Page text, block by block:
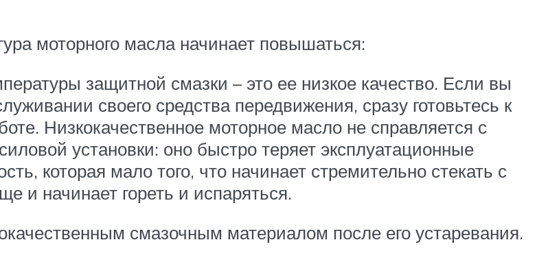
моторного масла начинает повышаться:
защитной смазки – это ее низкое качество. Если вы
своего средства передвижения, сразу готовьтесь к
Низкокачественное моторное масло не справляется с
установки: оно быстро теряет эксплуатационные
которая мало того, что начинает стремительно стекать с
и начинает гореть и испаряться.
смазочным материалом после его устаревания.